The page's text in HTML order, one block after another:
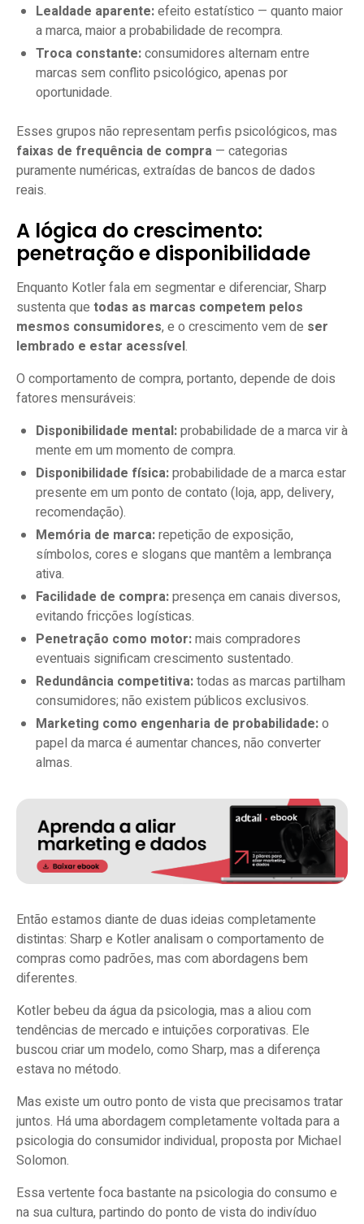
Lealdade aparente:efeito estatístico — quanto maior
a marca, maior a probabilidade de recompra.
Troca constante:consumidores alternam entre
marcas sem conflito psicológico, apenas por
oportunidade.
Esses grupos não representam perfis psicológicos, mas
faixas de frequência de compra — categorias
puramente numéricas, extraídas de bancos de dados
reais.
A lógica do crescimento:
penetração e disponibilidade
Enquanto Kotler fala em segmentar e diferenciar, Sharp
sustenta que todas as marcas competem pelos
mesmos consumidores, e o crescimento vem de ser
lembrado e estar acessível.
O comportamento de compra, portanto, depende de dois
fatores mensuráveis:
Disponibilidade mental:probabilidade de a marca vir à
mente em um momento de compra.
Disponibilidade física:probabilidade de a marca estar
presente em um ponto de contato (loja, app, delivery,
recomendação).
Memória de marca:repetição de exposição,
símbolos, cores e slogans que mantêm a lembrança
ativa.
Facilidade de compra:presença em canais diversos,
evitando fricções logísticas.
Penetração como motor:mais compradores
eventuais significam crescimento sustentado.
Redundância competitiva:todas as marcas partilham
consumidores; não existem públicos exclusivos.
Marketing como engenharia de probabilidade:o
papel da marca é aumentar chances, não converter
almas.
Então estamos diante de duas ideias completamente
distintas: Sharp e Kotler analisam o comportamento de
compras como padrões, mas com abordagens bem
diferentes.
Kotler bebeu da água da psicologia, mas a aliou com
tendências de mercado e intuições corporativas. Ele
buscou criar um modelo, como Sharp, mas a diferença
estava no método.
Mas existe um outro ponto de vista que precisamos tratar
juntos. Há uma abordagem completamente voltada para a
psicologia do consumidor individual, proposta por Michael
Solomon.
Essa vertente foca bastante na psicologia do consumo e
na sua cultura, partindo do ponto de vista do indivíduo